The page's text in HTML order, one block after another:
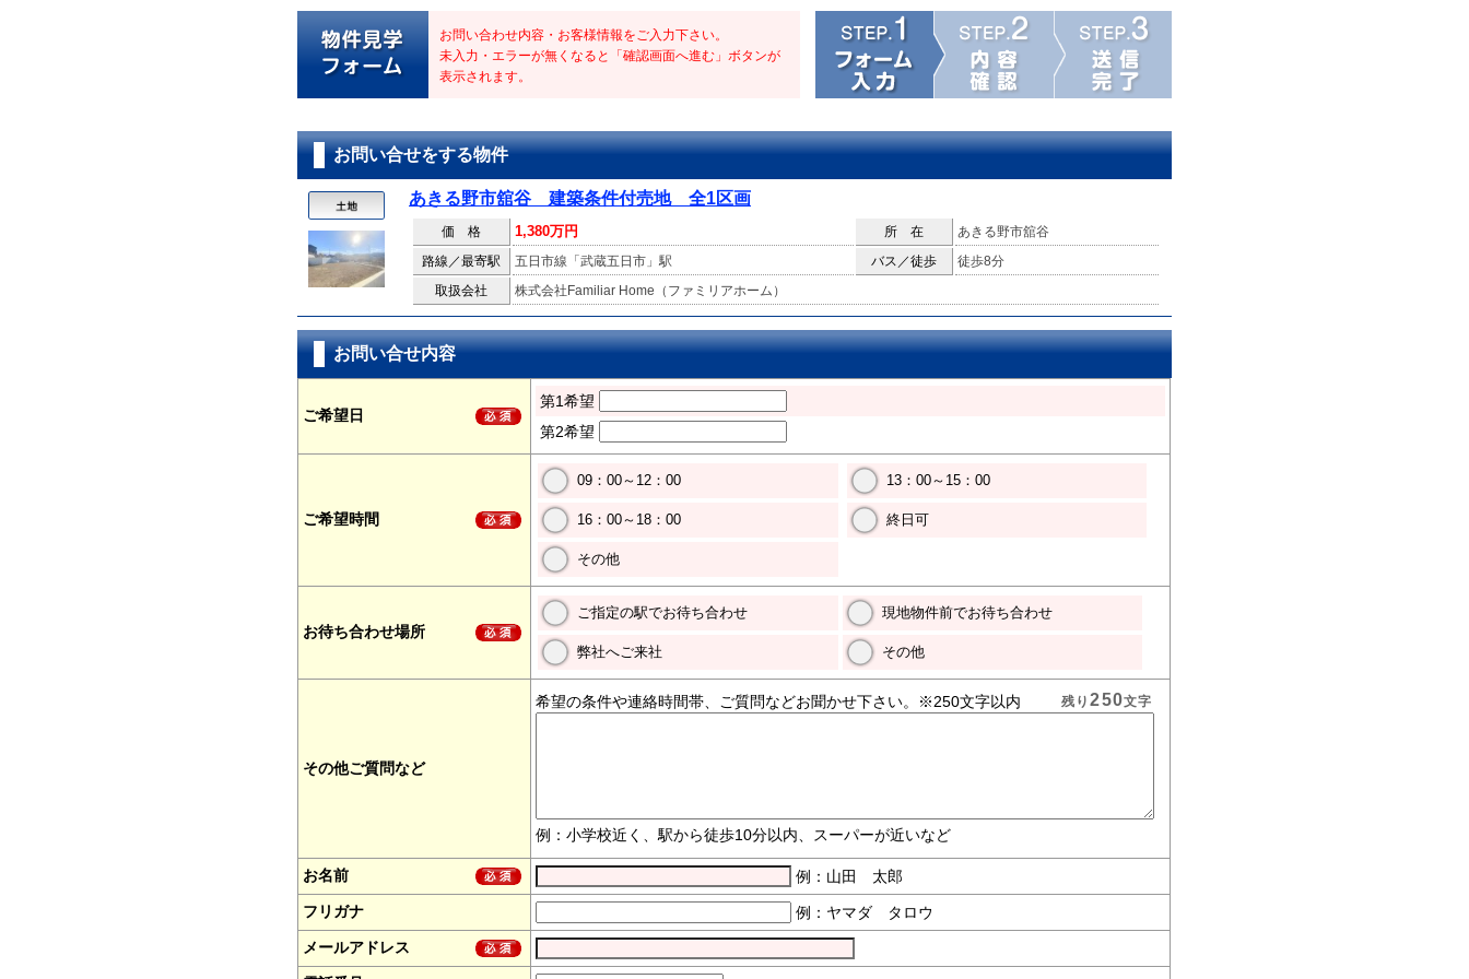
お問い合わせ内容・お客様情報をご入力下さい。
未入力・エラーが無くなると「確認画面へ進む」ボタンが
表示されます。
お問い合せをする物件
あきる野市舘谷 建築条件付売地 全1区画
価 格 1,380万円 所 在
あきる野市舘谷
路線／最寄駅
五日市線「武蔵五日市」駅 バス／徒歩
徒歩8分
取扱会社
株式会社Familiar Home（ファミリアホーム）
お問い合せ内容
ご希望日
第1希望
第2希望
ご希望時間
09：00～12：00 13：00～15：00
16：00～18：00 終日可
その他
お待ち合わせ場所
ご指定の駅でお待ち合わせ 現地物件前でお待ち合わせ
弊社へご来社 その他
その他ご質問など
希望の条件や連絡時間帯、ご質問などお聞かせ下さい。※250文字以内
例：小学校近く、駅から徒歩10分以内、スーパーが近いなど
残り250文字
お名前
例：山田 太郎
フリガナ
例：ヤマダ タロウ
メールアドレス